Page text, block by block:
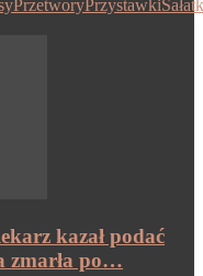
PrzetworyPrzystawki
kazał podać
zmarła po…